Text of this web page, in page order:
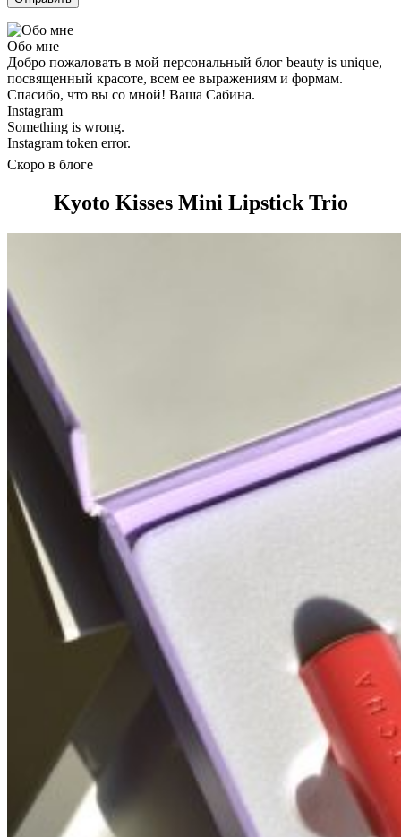
Обо мне
Добро пожаловать в мой персональный блог beauty is unique,
посвященный красоте, всем ее выражениям и формам.
Спасибо, что вы со мной! Ваша Сабина.
Instagram
Something is wrong.
Instagram token error.
Скоро в блоге
Kyoto Kisses Mini Lipstick Trio